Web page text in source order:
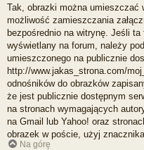
Tak, obrazki można umieszczać
możliwość zamieszczania
bezpośrednio na witrynę. Jeśli ta
wyświetlany na forum, należy
umieszczonego na publicznie
http://www.jakas_strona.com/
odnośników do obrazków
że jest publicznie dostępnym
na stronach wymagających
na Gmail lub Yahoo! oraz
obrazek w poście, użyj
Na górę